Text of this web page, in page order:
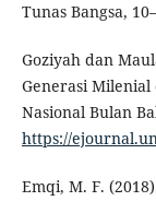
Tunas Bangsa,
Goziyah dan
Generasi Milenial
Nasional Bulan
https://
Emqi, M. F.